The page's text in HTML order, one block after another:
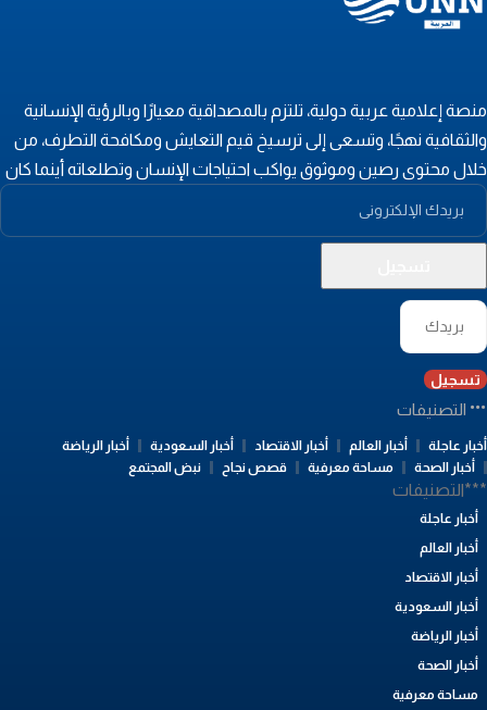
إعلامية عربية دولية، تلتزم بالمصداقية معيارًا وبالرؤية الإنسانية
نهجًا، وتسعى إلى ترسيخ قيم التعايش ومكافحة التطرف، من
محتوى رصين وموثوق يواكب احتياجات الإنسان وتطلعاته أينما كان
تسجيل
التصنيفات
عاجلة أخبار العالم أخبار الاقتصاد أخبار السعودية
أخبار الرياضة
أخبار الصحة
مساحة معرفية قصص نجاح نبض المجتمع
أخبار عاجلة
أخبار العالم
أخبار الاقتصاد
أخبار السعودية
أخبار الرياضة
أخبار الصحة
مساحة معرفية